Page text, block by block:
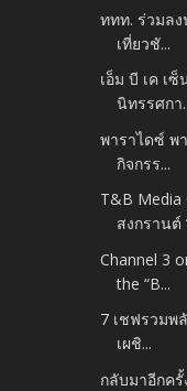
ททท. ร่วมล
เที่ยวชั...
เอ็ม บี เค เ
นิทรรศกา
พาราไดซ์ พ
กิจกรร...
T&B Media
สงกรานต์
Channel 3
the “B...
7 เชฟรวมพลั
เผชิ...
กลับมาอีกครั้